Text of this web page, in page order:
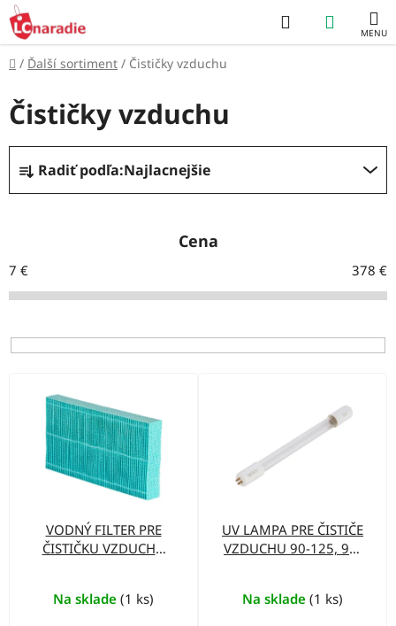
Prejsť
na
obsah
Hľadať
KOŠÍK
Domov
/ Ďalší sortiment / Čističky vzduchu
Čističky vzduchu
R
a
n
i
p
Radiť podľa:Najlacnejšie
Cena
7 € 378 €
VODNÝ FILTER PRE
ČISTIČKU VZDUCHU
Na sklade (1 ks)
UV LAMPA PRE ČISTIČE
VZDUCHU 90-125, 90-
Na sklade (1 ks)